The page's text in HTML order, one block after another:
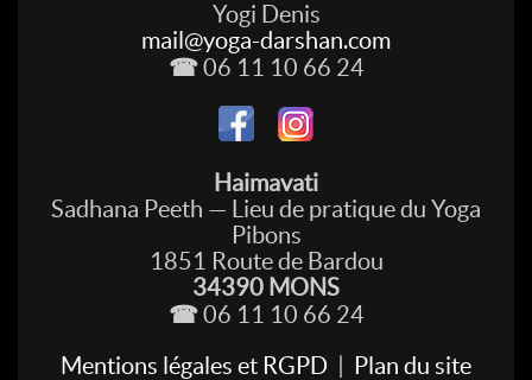
Yogi Denis
mail@yoga-darshan.com
☎06 11 10 66 24
Haimavati
Sadhana Peeth — Lieu de pratique du Yoga
Pibons
1851 Route de Bardou
34390 MONS
☎06 11 10 66 24
Mentions légales et RGPD
Plan du site